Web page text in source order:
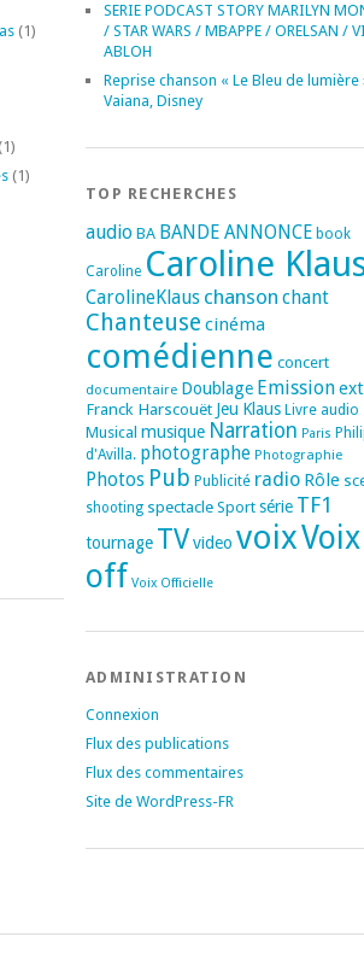
(1)
(1)
SERIE PODCAST STORY MARILYN
/ STAR WARS / MBAPPE / ORELSAN /
ABLOH
Reprise chanson « Le Bleu de lumière
Vaiana, Disney
TOP RECHERCHES
audio BA BANDE ANNONCE book
Caroline Caroline
CarolineKlaus chanson chant
Chanteuse cinéma
comédienne concert
documentaire Doublage Emission
Franck Harscouët Jeu Klaus Livre audio
Musical musique Narration Paris
d'Avilla. photographe Photographie
Photos Pub Publicité radio Rôle
shooting spectacle Sport série TF1
tournage TVvideo voixVoix
off Voix Officielle
ADMINISTRATION
Connexion
Flux des publications
Flux des commentaires
Site de WordPress-FR